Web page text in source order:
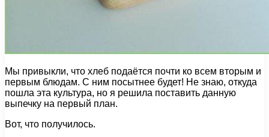
Мы привыкли, что хлеб подаётся почти ко всем вторым и
первым блюдам. С ним посытнее будет! Не знаю, откуда
пошла эта культура, но я решила поставить данную
выпечку на первый план.
Вот, что получилось.